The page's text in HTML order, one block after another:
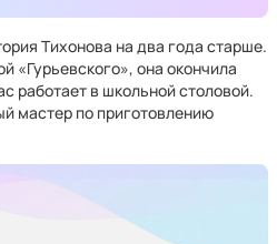
Тихонова на два года старше.
«Гурьевского», она окончила
работает в школьной столовой.
мастер по приготовлению